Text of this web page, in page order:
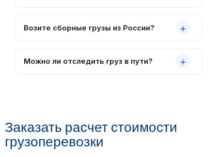
Возите сборные грузы из России?
Можно ли отследить груз в пути?
Заказать расчет стоимости
грузоперевозки